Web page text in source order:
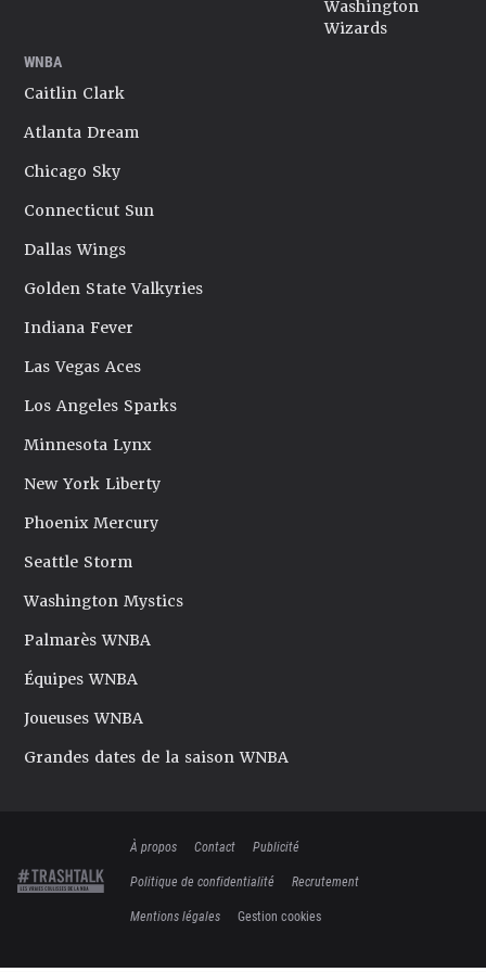
Washington
Wizards
WNBA
Caitlin Clark
Atlanta Dream
Chicago Sky
Connecticut Sun
Dallas Wings
Golden State Valkyries
Indiana Fever
Las Vegas Aces
Los Angeles Sparks
Minnesota Lynx
New York Liberty
Phoenix Mercury
Seattle Storm
Washington Mystics
Palmarès WNBA
Équipes WNBA
Joueuses WNBA
Grandes dates de la saison WNBA
À propos Contact
Publicité
Politique de confidentialité
Recrutement
Mentions légales
Gestion cookies